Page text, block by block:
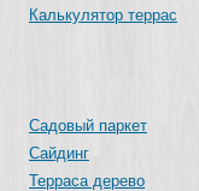
Садовый паркет
Сайдинг
Терраса дерево
Калькулятор террас